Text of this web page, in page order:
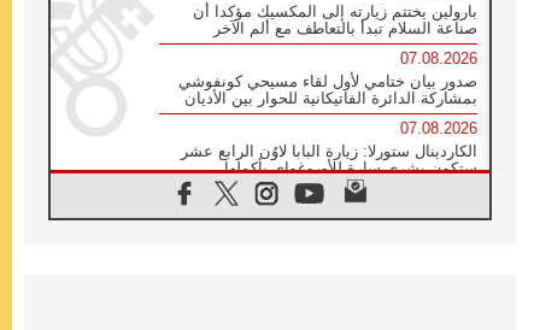
بارولين يختتم زيارته إلى المكسيك مؤكدا أن
صناعة السلام تبدأ بالتعاطف مع ألم الآخر
07.08.2026
صدور بيان ختامي لأول لقاء مسيحي كونفوشي
بمشاركة الدائرة الفاتيكانية للحوار بين الأديان
07.08.2026
الكاردينال ستورلا: زيارة البابا لاوُن الرابع عشر
ستكون بشرى سارة للأوروغواي بأكملها
الفاتيكان يعلن برنامج الزيارة الرسولية للبابا لاوُن